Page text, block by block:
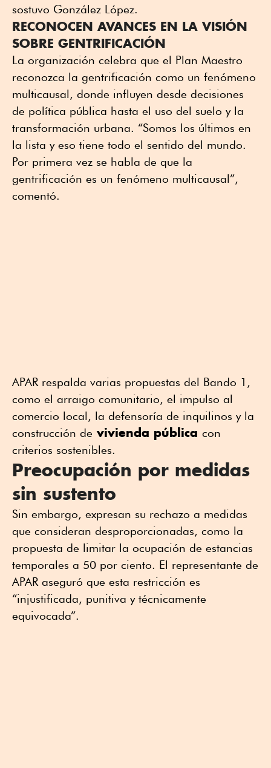
sostuvo González López.
RECONOCEN AVANCES EN LA VISIÓN
SOBRE GENTRIFICACIÓN
La organización celebra que el Plan Maestro
reconozca la gentrificación como un fenómeno
multicausal, donde influyen desde decisiones
de política pública hasta el uso del suelo y la
transformación urbana. “Somos los últimos en
la lista y eso tiene todo el sentido del mundo.
Por primera vez se habla de que la
gentrificación es un fenómeno multicausal”,
comentó.
APAR respalda varias propuestas del Bando 1,
como el arraigo comunitario, el impulso al
comercio local, la defensoría de inquilinos y la
construcción de vivienda pública con
criterios sostenibles.
Preocupación por medidas
sin sustento
Sin embargo, expresan su rechazo a medidas
que consideran desproporcionadas, como la
propuesta de limitar la ocupación de estancias
temporales a 50 por ciento. El representante de
APAR aseguró que esta restricción es
“injustificada, punitiva y técnicamente
equivocada”.